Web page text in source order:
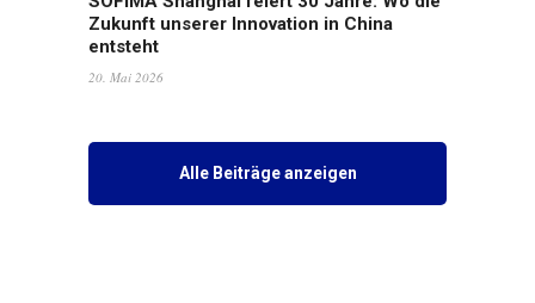
Zukunft unserer Innovation in China
entsteht
20. Mai 2026
Alle Beiträge anzeigen